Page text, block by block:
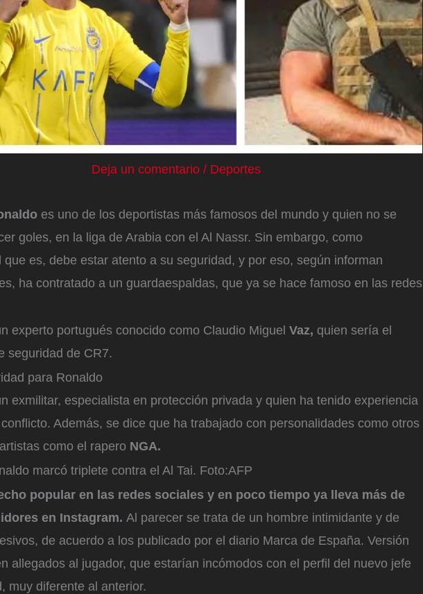
Deja un comentario / Deportes
es uno de los deportistas más famosos del mundo y quien no se
goles, en la liga de Arabia con el Al Nassr. Sin embargo, como
que es, debe estar atento a su seguridad, y por eso, según informan
ha contratado a un guardaespaldas, que ya se hace famoso en las redes
experto portugués conocido como Claudio Miguel Vaz, quien sería el
seguridad de CR7.
para Ronaldo
exmilitar, especialista en protección privada y quien ha tenido experiencia
Además, se dice que ha trabajado con personalidades como otros
como el rapero NGA.
marcó triplete contra el Al Tai. Foto:AFP
popular en las redes sociales y en poco tiempo ya lleva más de
en Instagram. Al parecer se trata de un hombre intimidante y de
de acuerdo a los publicado por el diario Marca de España. Versión
allegados al jugador, que estarían incómodos con el perfil del nuevo jefe
muy diferente al anterior.